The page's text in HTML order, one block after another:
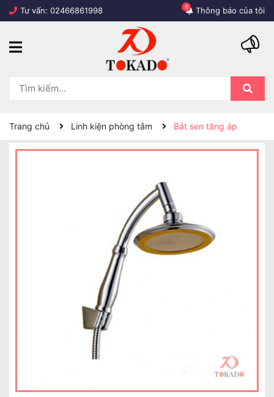
Tư vấn: 02466861998 Thông báo của tôi
8
Trang chủ Linh kiện phòng tắm Bát sen tăng áp